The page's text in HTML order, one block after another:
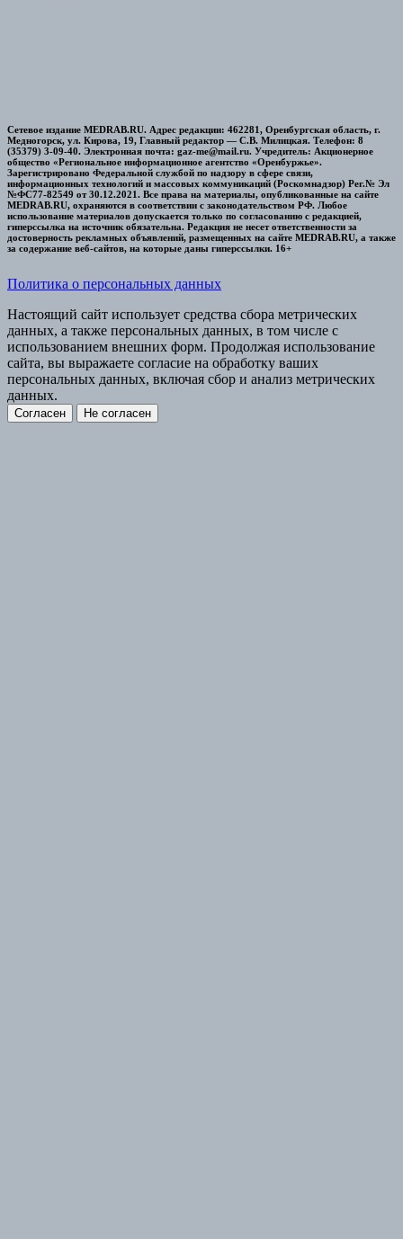
Сетевое издание MEDRAB.RU. Адрес редакции: 462281, Оренбургская область, г.
Медногорск, ул. Кирова, 19, Главный редактор — С.В. Милицкая. Телефон: 8
(35379) 3-09-40. Электронная почта: gaz-me@mail.ru. Учредитель: Акционерное
общество «Региональное информационное агентство «Оренбуржье».
Зарегистрировано Федеральной службой по надзору в сфере связи,
информационных технологий и массовых коммуникаций (Роскомнадзор) Рег.№ Эл
№ФС77-82549 от 30.12.2021. Все права на материалы, опубликованные на сайте
MEDRAB.RU, охраняются в соответствии с законодательством РФ. Любое
использование материалов допускается только по согласованию с редакцией,
гиперссылка на источник обязательна. Редакция не несет ответственности за
достоверность рекламных объявлений, размещенных на сайте MEDRAB.RU, а также
за содержание веб-сайтов, на которые даны гиперссылки. 16+
Политика о персональных данных
Настоящий сайт использует средства сбора метрических
данных, а также персональных данных, в том числе с
использованием внешних форм. Продолжая использование
сайта, вы выражаете согласие на обработку ваших
персональных данных, включая сбор и анализ метрических
данных.
Согласен Не согласен